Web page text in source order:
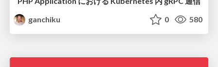
ganchiku
0 580